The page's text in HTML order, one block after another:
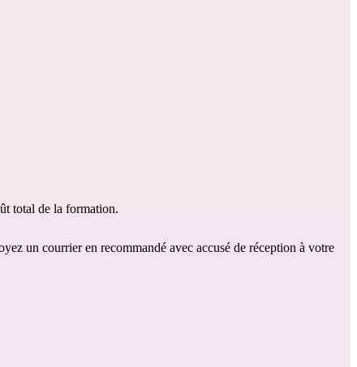
total de la formation.
un courrier en recommandé avec accusé de réception à votre